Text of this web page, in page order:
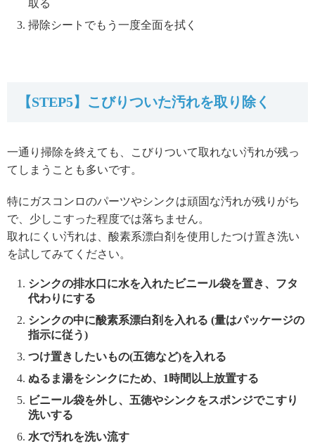
取る
掃除シートでもう一度全面を拭く
【STEP5】こびりついた汚れを取り除く
一通り掃除を終えても、こびりついて取れない汚れが残っ
てしまうことも多いです。
特にガスコンロのパーツやシンクは頑固な汚れが残りがち
で、少しこすった程度では落ちません。
取れにくい汚れは、酸素系漂白剤を使用したつけ置き洗い
を試してみてください。
シンクの排水口に水を入れたビニール袋を置き、フタ
代わりにする
シンクの中に酸素系漂白剤を入れる (量はパッケージの
指示に従う)
つけ置きしたいもの(五徳など)を入れる
ぬるま湯をシンクにため、1時間以上放置する
ビニール袋を外し、五徳やシンクをスポンジでこすり
洗いする
水で汚れを洗い流す